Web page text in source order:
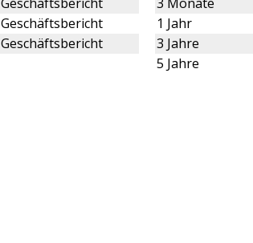
Geschäftsbericht 1 Jahr
Geschäftsbericht 3 Jahre
5 Jahre